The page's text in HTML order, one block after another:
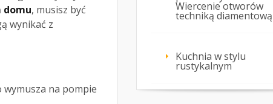
domu, musisz być
wynikać z
wymusza na pompie
Wiercenie otworów
techniką diamentową
Kuchnia w stylu
rustykalnym